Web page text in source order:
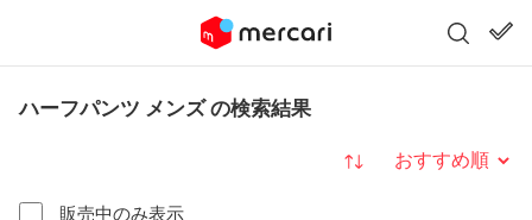
ハーフパンツ メンズ の検索結果
販売中のみ表示
並び替え